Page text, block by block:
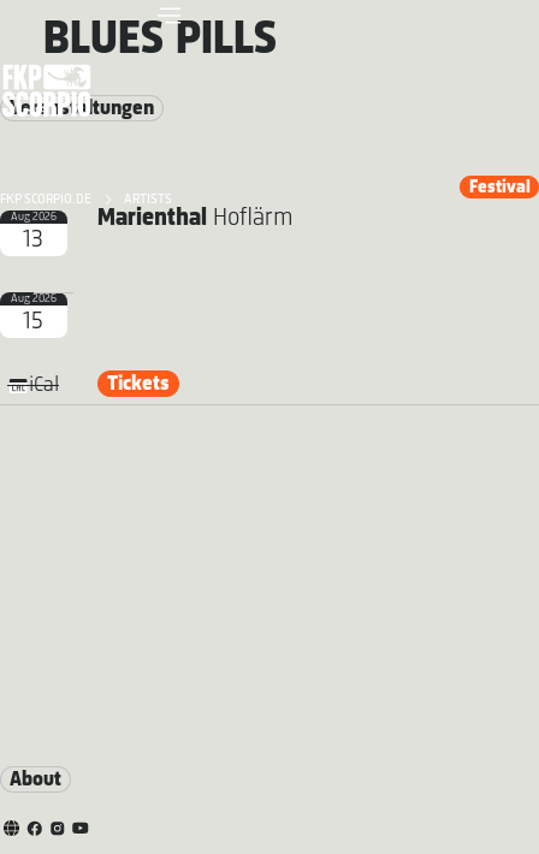
FKP SCORPIO.DE ARTISTS
BLUES PILLS
Veranstaltungen
Aug 2026
13
Aug 2026
15
iCal
Festival
MarienthalHoflärm
Tickets
About